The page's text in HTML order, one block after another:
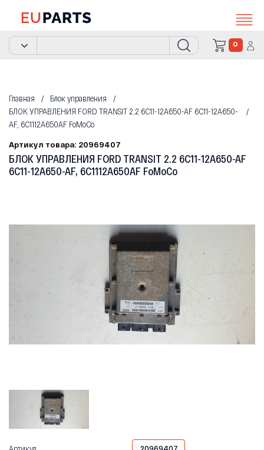
0
Главная
Блок управления
БЛОК УПРАВЛЕНИЯ FORD TRANSIT 2.2 6C11-12A650-AF 6C11-12A650-
AF, 6C1112A650AF FoMoCo
Артикул товара: 20969407
БЛОК УПРАВЛЕНИЯ FORD TRANSIT 2.2 6C11-12A650-AF
6C11-12A650-AF, 6C1112A650AF FoMoCo